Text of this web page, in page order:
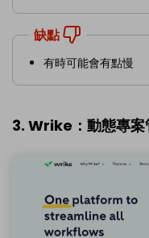
缺點
有時可能會有點慢
3. Wrike：動態專案